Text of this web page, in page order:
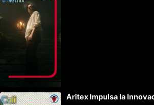
Aritex Impulsa la